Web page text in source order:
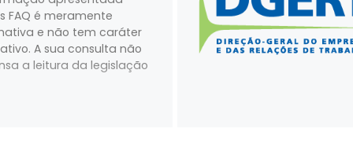
FAQ é meramente
e não tem caráter
A sua consulta não
a leitura da legislação